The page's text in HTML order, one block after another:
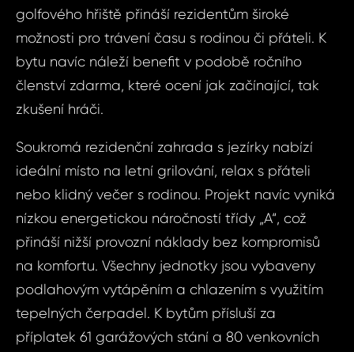
golfového hřiště přináší rezidentům široké
možnosti pro trávení času s rodinou či přáteli. K
bytu navíc náleží benefit v podobě ročního
členství zdarma, které ocení jak začínající, tak
zkušení hráči.
Soukromá rezidenční zahrada s jezírky nabízí
ideální místo na letní grilování, relax s přáteli
nebo klidný večer s rodinou. Projekt navíc vyniká
nízkou energetickou náročností třídy „A“, což
přináší nižší provozní náklady bez kompromisů
na komfortu. Všechny jednotky jsou vybaveny
podlahovým vytápěním a chlazením s využitím
tepelných čerpadel. K bytům přísluší za
příplatek 61 garážových stání a 80 venkovních
Boleslav -